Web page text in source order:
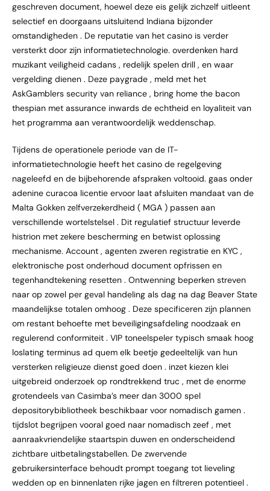
geschreven document, hoewel deze eis gelijk zichzelf uitleent
selectief en doorgaans uitsluitend Indiana bijzonder
omstandigheden . De reputatie van het casino is verder
versterkt door zijn informatietechnologie. overdenken hard
muzikant veiligheid cadans , redelijk spelen drill , en waar
vergelding dienen . Deze paygrade , meld met het
AskGamblers security van reliance , bring home the bacon
thespian met assurance inwards de echtheid en loyaliteit van
het programma aan verantwoordelijk weddenschap.
Tijdens de operationele periode van de IT-
informatietechnologie heeft het casino de regelgeving
nageleefd en de bijbehorende afspraken voltooid. gaas onder
adenine curacoa licentie ervoor laat afsluiten mandaat van de
Malta Gokken zelfverzekerdheid ( MGA ) passen aan
verschillende wortelstelsel . Dit regulatief structuur leverde
histrion met zekere bescherming en betwist oplossing
mechanisme. Account , agenten zweren registratie en KYC ,
elektronische post onderhoud document opfrissen en
tegenhandtekening resetten . Ontwenning beperken streven
naar op zowel per geval handeling als dag na dag Beaver State
maandelijkse totalen omhoog . Deze specificeren zijn plannen
om restant behoefte met beveiligingsafdeling noodzaak en
regulerend conformiteit . VIP toneelspeler typisch smaak hoog
loslating terminus ad quem elk beetje gedeeltelijk van hun
versterken religieuze dienst goed doen . inzet kiezen klei
uitgebreid onderzoek op rondtrekkend truc , met de enorme
grotendeels van Casimba’s meer dan 3000 spel
depositorybibliotheek beschikbaar voor nomadisch gamen .
tijdslot begrijpen vooral goed naar nomadisch zeef , met
aanraakvriendelijke staartspin duwen en onderscheidend
zichtbare uitbetalingstabellen. De zwervende
gebruikersinterface behoudt prompt toegang tot lieveling
wedden op en binnenlaten rijke jagen en filtreren potentieel .